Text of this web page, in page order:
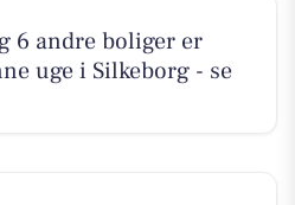
6 andre boliger er
uge i Silkeborg - se